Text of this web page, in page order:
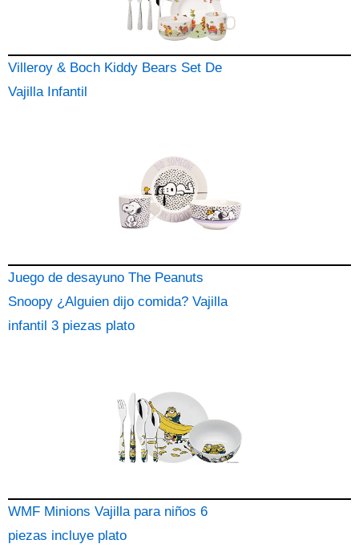
Villeroy & Boch Kiddy Bears Set De
Vajilla Infantil
Juego de desayuno The Peanuts
Snoopy ¿Alguien dijo comida? Vajilla
infantil 3 piezas plato
WMF Minions Vajilla para niños 6
piezas incluye plato